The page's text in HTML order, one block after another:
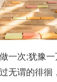
一次;犹豫
无谓的徘徊